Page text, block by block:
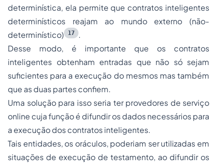
determinística, ela permite que contratos inteligentes
determinísticos reajam ao mundo externo (não-
determinístico)
17
.
Desse modo, é importante que os contratos
inteligentes obtenham entradas que não só sejam
suficientes para a execução do mesmos mas também
que as duas partes confiem.
Uma solução para isso seria ter provedores de serviço
online cuja função é difundir os dados necessários para
a execução dos contratos inteligentes.
Tais entidades, os oráculos, poderiam ser utilizadas em
situações de execução de testamento, ao difundir os